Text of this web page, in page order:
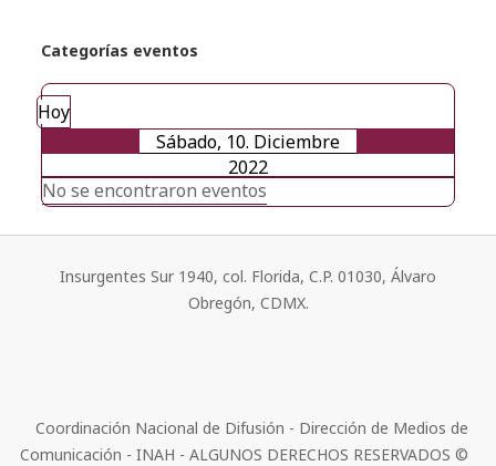
Categorías eventos
Hoy
Sábado, 10. Diciembre
2022
No se encontraron eventos
Insurgentes Sur 1940, col. Florida, C.P. 01030, Álvaro
Obregón, CDMX.
Coordinación Nacional de Difusión - Dirección de Medios de
Comunicación - INAH - ALGUNOS DERECHOS RESERVADOS ©